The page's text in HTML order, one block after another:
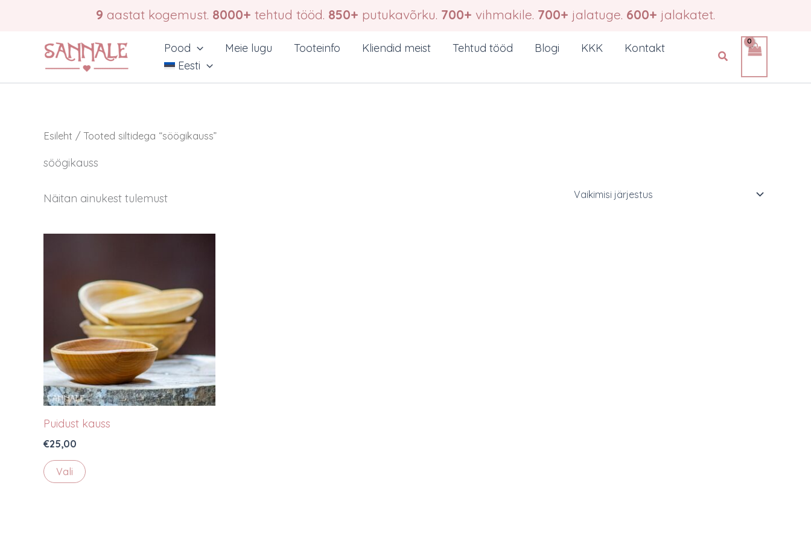
9 aastat kogemust. 8000+ tehtud tööd. 850+ putukavõrku. 700+ vihmakile. 700+ jalatuge. 600+ jalakatet.
Pood Meie lugu Tooteinfo Kliendid meist Tehtud tööd Blogi KKK
Kontakt
Eesti
Search
Esileht / Tooted siltidega “söögikauss”
söögikauss
Näitan ainukest tulemust
Puidust kauss
€25,00
Vali